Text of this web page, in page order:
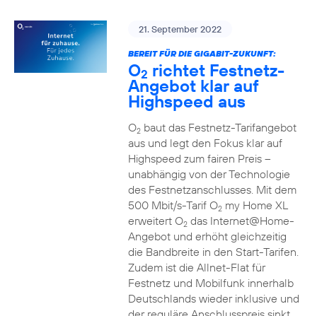
21. September 2022
BEREIT FÜR DIE GIGABIT-ZUKUNFT:
O2 richtet Festnetz-
Angebot klar auf
Highspeed aus
O2baut das Festnetz-Tarifangebot
aus und legt den Fokus klar auf
Highspeed zum fairen Preis –
unabhängig von der Technologie
des Festnetzanschlusses. Mit dem
500 Mbit/s-Tarif O2my Home XL
erweitert O2das Internet@Home-
Angebot und erhöht gleichzeitig
die Bandbreite in den Start-Tarifen.
Zudem ist die Allnet-Flat für
Festnetz und Mobilfunk innerhalb
Deutschlands wieder inklusive und